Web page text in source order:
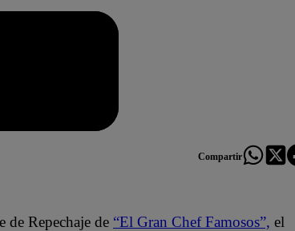
Compartir
de Repechaje de “El Gran Chef Famosos”, el